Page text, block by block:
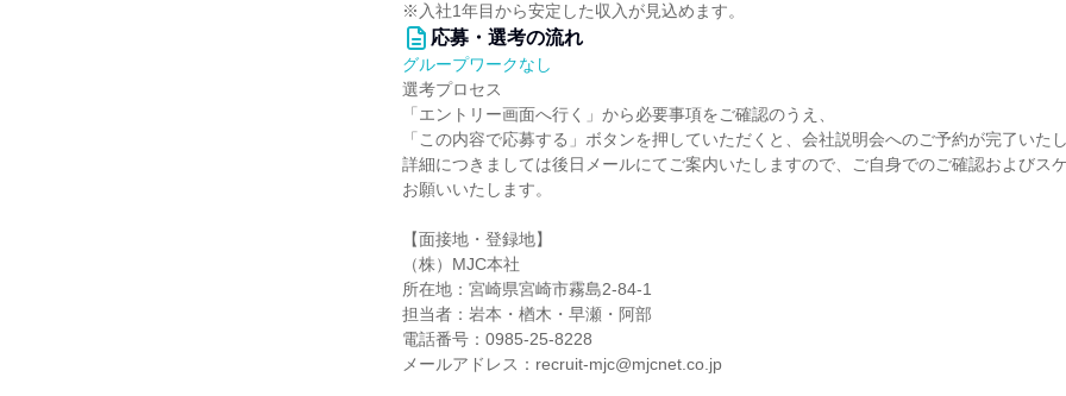
※入社1年目から安定した収入が見込めます。
応募・選考の流れ
グループワークなし
選考プロセス
「エントリー画⾯へ⾏く」から必要事項をご確認のうえ、
「この内容で応募する」ボタンを押していただくと、会社説明会へのご予約が完了いたし
詳細につきましては後日メールにてご案内いたしますので、ご自身でのご確認およびス
お願いいたします。
【面接地・登録地】
（株）MJC本社
所在地：宮崎県宮崎市霧島2-84-1
担当者：岩本・楢木・早瀬・阿部
電話番号：0985-25-8228
メールアドレス：recruit-mjc@mjcnet.co.jp